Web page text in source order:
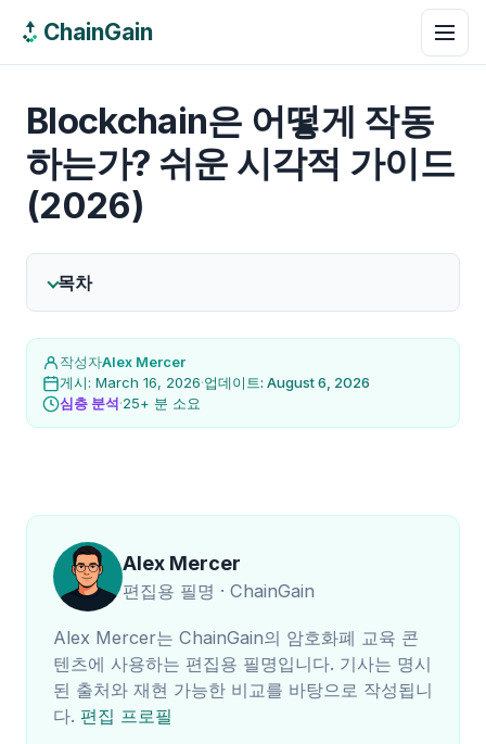
ChainGain
Blockchain은 어떻게 작동
하는가? 쉬운 시각적 가이드
(2026)
목차
작성자Alex Mercer
게시: March 16, 2026·업데이트: August 6, 2026
심층 분석·25+ 분 소요
Alex Mercer
편집용 필명 · ChainGain
Alex Mercer는 ChainGain의 암호화폐 교육 콘
텐츠에 사용하는 편집용 필명입니다. 기사는 명시
된 출처와 재현 가능한 비교를 바탕으로 작성됩니
다. 편집 프로필